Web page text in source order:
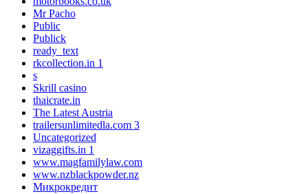
Mr Pacho
Public
Publick
ready_text
rkcollection.in 1
s
Skrill casino
thaicrate.in
The Latest Austria
trailersunlimitedla.com 3
Uncategorized
vizaggifts.in 1
www.magfamilylaw.com
www.nzblackpowder.nz
Микрокредит